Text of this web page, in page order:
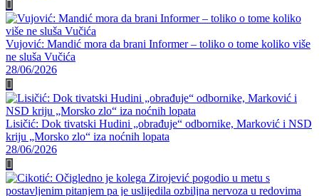
Vujović: Mandić mora da brani Informer – toliko o tome koliko više
ne sluša Vučića
28/06/2026
Lisičić: Dok tivatski Hudini „obrađuje“ odbornike, Marković i NSD
kriju „Morsko zlo“ iza noćnih lopata
28/06/2026